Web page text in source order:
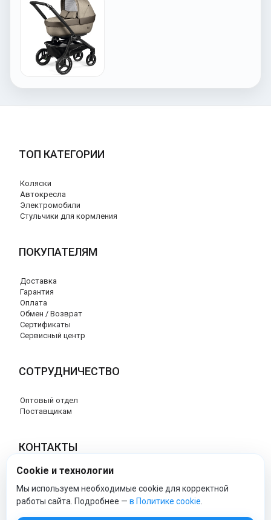
ТОП КАТЕГОРИИ
Коляски
Автокресла
Электромобили
Стульчики для кормления
ПОКУПАТЕЛЯМ
Доставка
Гарантия
Оплата
Обмен / Возврат
Сертификаты
Сервисный центр
СОТРУДНИЧЕСТВО
Оптовый отдел
Поставщикам
КОНТАКТЫ
8 (800) 707-17-56
info@peg-perego-market.ru
Cookie и технологии
Мы используем необходимые cookie для корректной
работы сайта. Подробнее — в Политике cookie